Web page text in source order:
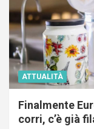
ATTUALITÀ
Finalmente
corri, c’è già